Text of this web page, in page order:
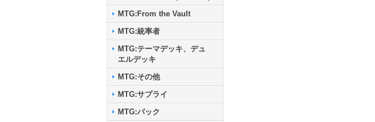
MTG:From the Vault
MTG:統率者
MTG:テーマデッキ、デュ
エルデッキ
MTG:その他
MTG:サプライ
MTG:パック